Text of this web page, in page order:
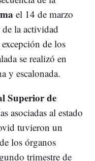
el 14 de marzo
la actividad
de los
se realizó en
y escalonada.
Superior de
asociadas al estado
tuvieron un
los órganos
trimestre de